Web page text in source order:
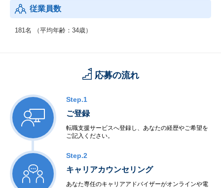
従業員数
181名 （平均年齢：34歳）
応募の流れ
Step.1
ご登録
転職支援サービスへ登録し、あなたの経歴やご希望を
ご記入ください。
Step.2
キャリアカウンセリング
あなた専任のキャリアアドバイザーがオンラインや電